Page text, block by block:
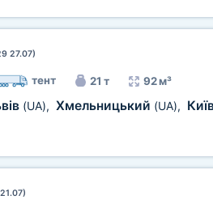
27.07)
тент 21 т 92 м³
(UA), Хмельницький (UA),